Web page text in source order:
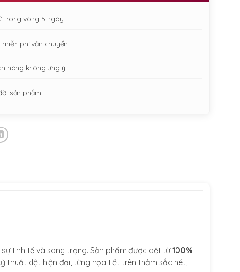
trong vòng 5 ngày
miễn phí vận chuyển
hàng không ưng ý
sản phẩm
tinh tế và sang trọng. Sản phẩm được dệt từ100%
thuật dệt hiện đại, từng họa tiết trên thảm sắc nét,